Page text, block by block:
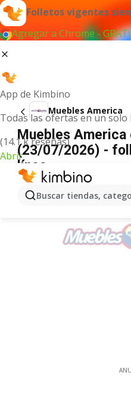
Folletos vigentes
Agregar a Chrome -
App de Kimbino
Todas las ofertas en un solo
(14.1 k reseñas)
Abrir
Buscar tiendas,
Muebles America
Muebles America
(23/07/2026) -
línea